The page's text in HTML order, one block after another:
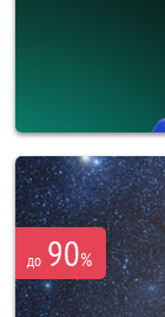
до 90%